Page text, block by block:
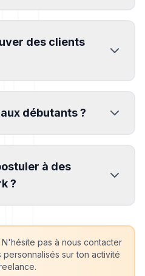
des clients
débutants ?
à des
?
N'hésite pas à nous contacter
sur ton activité